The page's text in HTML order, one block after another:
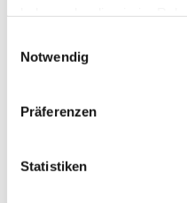
Notwendig
Präferenzen
Statistiken